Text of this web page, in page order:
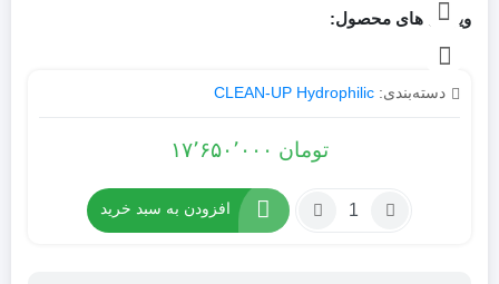
ویژگی های محصول:
دسته‌بندی: CLEAN-UP Hydrophilic
تومان
افزودن به سبد خرید